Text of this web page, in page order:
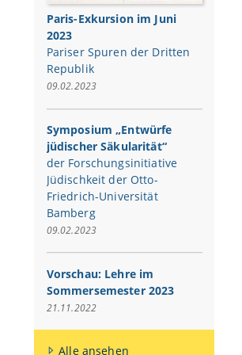
Paris-Exkursion im Juni
2023
Pariser Spuren der Dritten
Republik
09.02.2023
Symposium „Entwürfe
jüdischer Säkularität“
der Forschungsinitiative
Jüdischkeit der Otto-
Friedrich-Universität
Bamberg
09.02.2023
Vorschau: Lehre im
Sommersemester 2023
21.11.2022
Alle ansehen